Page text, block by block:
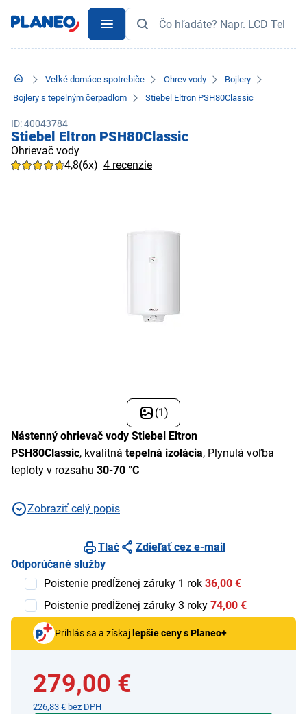
Veľké domáce spotrebiče Ohrev vody
Bojlery
Bojlery s tepelným čerpadlom
Stiebel Eltron PSH80Classic
ID: 40043784
Stiebel Eltron PSH80Classic
Ohrievač vody
4,8(6x) 4 recenzie
(1)
Nástenný ohrievač vody Stiebel Eltron
PSH80Classic, kvalitná tepelná izolácia, Plynulá voľba
teploty v rozsahu 30-70 °C
Zobraziť celý popis
Tlač
Zdieľať cez e-mail
Odporúčané služby
Poistenie predĺženej záruky 1 rok 36,00 €
Poistenie predĺženej záruky 3 roky 74,00 €
Prihlás sa a získaj lepšie ceny s Planeo+
279,00 €
226,83 € bez DPH